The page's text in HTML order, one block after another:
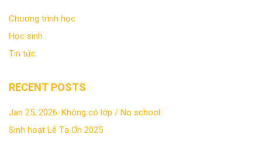
Chương trình học
Học sinh
Tin tức
RECENT POSTS
Jan 25, 2026: Không có lớp / No school
Sinh hoạt Lễ Tạ Ơn 2025